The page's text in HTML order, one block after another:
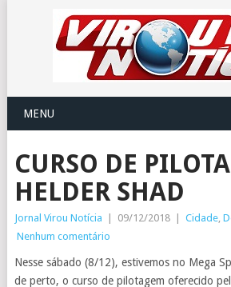
MENU
CURSO DE
HELDER SHAD
Jornal Virou Notícia 09/12/2018 Cidade,
Nenhum comentário
Nesse sábado (8/12), estivemos no Mega
de perto, o curso de pilotagem oferecido